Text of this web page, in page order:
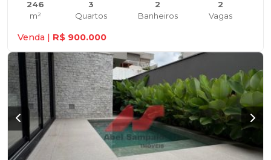
246
m²
3
Quartos
2
Banheiros
2
Vagas
Venda | R$ 900.000